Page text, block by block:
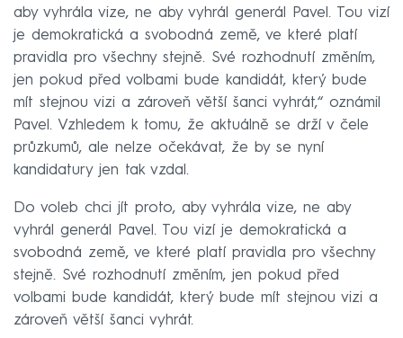
aby vyhrála vize, ne aby vyhrál generál Pavel. Tou vizí
je demokratická a svobodná země, ve které platí
pravidla pro všechny stejně. Své rozhodnutí změním,
jen pokud před volbami bude kandidát, který bude
mít stejnou vizi a zároveň větší šanci vyhrát,“ oznámil
Pavel. Vzhledem k tomu, že aktuálně se drží v čele
průzkumů, ale nelze očekávat, že by se nyní
kandidatury jen tak vzdal.
Do voleb chci jít proto, aby vyhrála vize, ne aby
vyhrál generál Pavel. Tou vizí je demokratická a
svobodná země, ve které platí pravidla pro všechny
stejně. Své rozhodnutí změním, jen pokud před
volbami bude kandidát, který bude mít stejnou vizi a
zároveň větší šanci vyhrát.